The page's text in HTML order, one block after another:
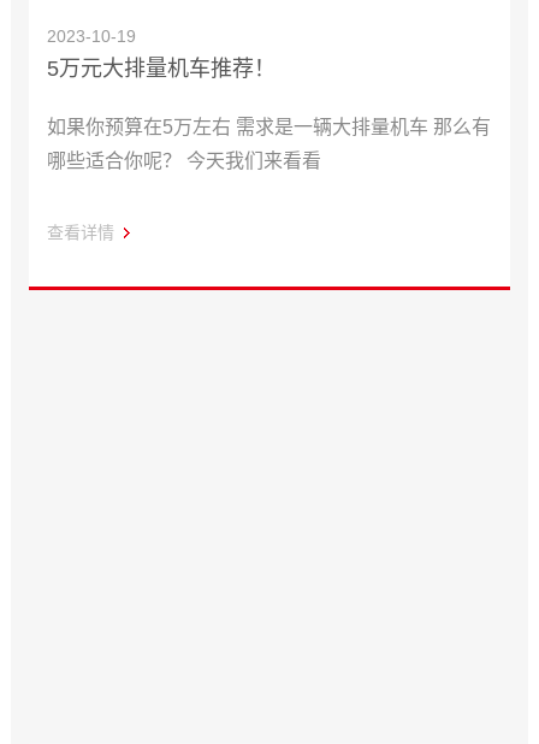
2023-10-19
5万元大排量机车推荐！
如果你预算在5万左右 需求是一辆大排量机车 那么有
哪些适合你呢？ 今天我们来看看
查看详情